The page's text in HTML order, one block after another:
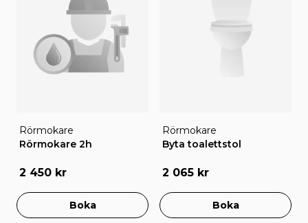
Rörmokare
Rörmokare 2h
2 450 kr
Boka
Rörmokare
Byta toalettstol
2 065 kr
Boka